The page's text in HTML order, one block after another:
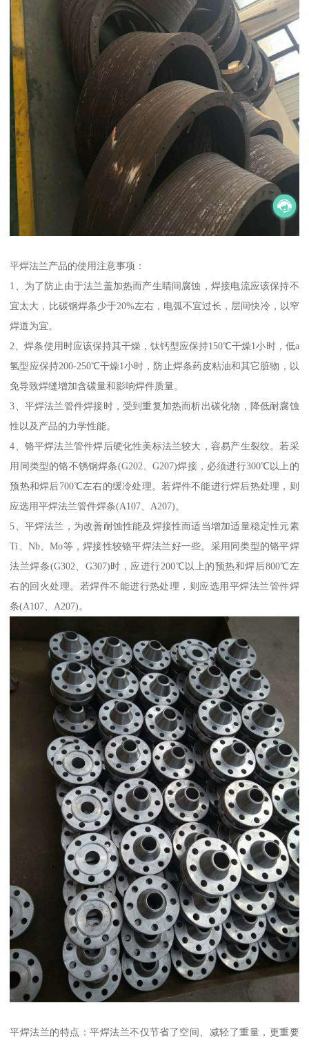
平焊法兰产品的使用注意事项：
1、为了防止由于法兰盖加热而产生睛间腐蚀，焊接电流应该保持不
宜太大，比碳钢焊条少于20%左右，电弧不宜过长，层间快冷，以窄
焊道为宜。
2、焊条使用时应该保持其干燥，钛钙型应保持150℃干燥1小时，低a
氢型应保持200-250℃干燥1小时，防止焊条药皮粘油和其它脏物，以
免导致焊缝增加含碳量和影响焊件质量。
3、平焊法兰管件焊接时，受到重复加热而析出碳化物，降低耐腐蚀
性以及产品的力学性能。
4、铬平焊法兰管件焊后硬化性美标法兰较大，容易产生裂纹。若采
用同类型的铬不锈钢焊条(G202、G207)焊接，必须进行300℃以上的
预热和焊后700℃左右的缓冷处理。若焊件不能进行焊后热处理，则
应选用平焊法兰管件焊条(A107、A207)。
5、平焊法兰，为改善耐蚀性能及焊接性而适当增加适量稳定性元素
Ti、Nb、Mo等，焊接性较铬平焊法兰好一些。采用同类型的铬平焊
法兰焊条(G302、G307)时，应进行200℃以上的预热和焊后800℃左
右的回火处理。若焊件不能进行热处理，则应选用平焊法兰管件焊
条(A107、A207)。
平焊法兰的特点：平焊法兰不仅节省了空间、减轻了重量，更重要